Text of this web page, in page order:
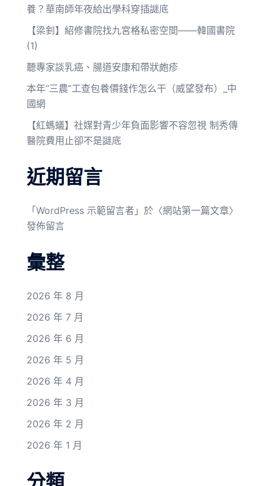
養？華南師年夜給出學科穿插謎底
【梁釗】紹修書院找九宮格私密空間——韓國書院
(1)
聽專家談乳癌、腸道安康和帶狀皰疹
本年“三農”工查包養價錢作怎么干（威望發布）_中
國網
【紅螞蟻】社媒對青少年負面影響不容忽視 制秀傳
醫院費用止卻不是謎底
近期留言
「 WordPress 示範留言者 」於〈網站第一篇文章〉
發佈留言
彙整
2026 年 8 月
2026 年 7 月
2026 年 6 月
2026 年 5 月
2026 年 4 月
2026 年 3 月
2026 年 2 月
2026 年 1 月